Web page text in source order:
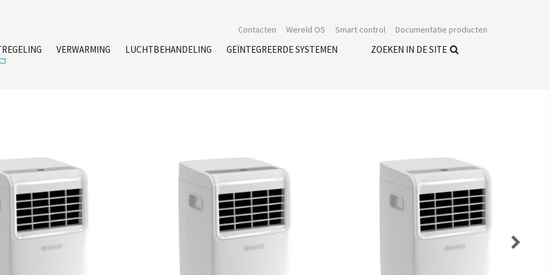
Documentatie producten
Smart control
Wereld OS
Contacten
VERWARMING LUCHTBEHANDELING GEÏNTEGREERDE SYSTEMEN
ZOEKEN IN DE SITE